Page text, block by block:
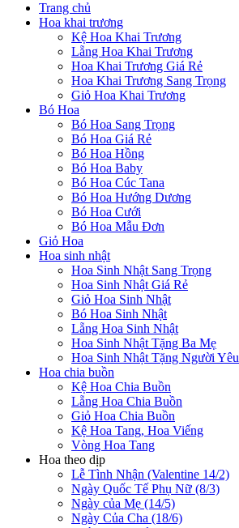
Trang chủ
Hoa khai trương
Kệ Hoa Khai Trương
Lẵng Hoa Khai Trương
Hoa Khai Trương Giá Rẻ
Hoa Khai Trương Sang Trọng
Giỏ Hoa Khai Trương
Bó Hoa
Bó Hoa Sang Trọng
Bó Hoa Giá Rẻ
Bó Hoa Hồng
Bó Hoa Baby
Bó Hoa Cúc Tana
Bó Hoa Hướng Dương
Bó Hoa Cưới
Bó Hoa Mẫu Đơn
Giỏ Hoa
Hoa sinh nhật
Hoa Sinh Nhật Sang Trọng
Hoa Sinh Nhật Giá Rẻ
Giỏ Hoa Sinh Nhật
Bó Hoa Sinh Nhật
Lẵng Hoa Sinh Nhật
Hoa Sinh Nhật Tặng Ba Mẹ
Hoa Sinh Nhật Tặng Người Yêu
Hoa chia buồn
Kệ Hoa Chia Buồn
Lẵng Hoa Chia Buồn
Giỏ Hoa Chia Buồn
Kệ Hoa Tang, Hoa Viếng
Vòng Hoa Tang
Hoa theo dịp
Lễ Tình Nhận (Valentine 14/2)
Ngày Quốc Tế Phụ Nữ (8/3)
Ngày của Mẹ (14/5)
Ngày Của Cha (18/6)